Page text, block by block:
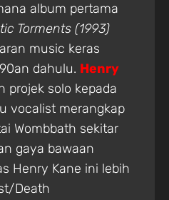
album pertama
Torments (1993)
music keras
dahulu. Henry
projek solo kepada
vocalist merangkap
Wombbath sekitar
gaya bawaan
Henry Kane ini lebih
Death